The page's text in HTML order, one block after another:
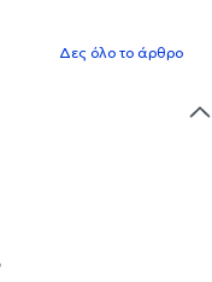
Δες όλο το άρθρο